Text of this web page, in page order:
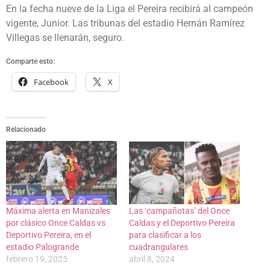
En la fecha nueve de la Liga el Pereira recibirá al campeón
vigente, Junior. Las tribunas del estadio Hernán Ramírez
Villegas se llenarán, seguro.
Comparte esto:
Facebook X
Relacionado
Máxima alerta en Manizales
por clásico Once Caldas vs
Deportivo Pereira, en el
estadio Palogrande
febrero 19, 2025
Las ‘campañotas’ del Once
Caldas y el Deportivo Pereira
para clasificar a los
cuadrangulares
abril 8, 2024